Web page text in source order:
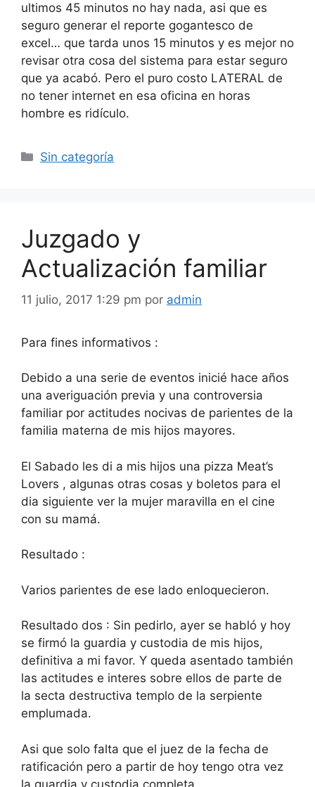
ultimos 45 minutos no hay nada, asi que es
seguro generar el reporte gogantesco de
excel… que tarda unos 15 minutos y es mejor no
revisar otra cosa del sistema para estar seguro
que ya acabó. Pero el puro costo LATERAL de
no tener internet en esa oficina en horas
hombre es ridículo.
Categorías
Sin categoría
Juzgado y
Actualización familiar
11 julio, 2017 1:29 pm por admin
Para fines informativos :
Debido a una serie de eventos inicié hace años
una averiguación previa y una controversia
familiar por actitudes nocivas de parientes de la
familia materna de mis hijos mayores.
El Sabado les di a mis hijos una pizza Meat’s
Lovers , algunas otras cosas y boletos para el
dia siguiente ver la mujer maravilla en el cine
con su mamá.
Resultado :
Varios parientes de ese lado enloquecieron.
Resultado dos : Sin pedirlo, ayer se habló y hoy
se firmó la guardia y custodia de mis hijos,
definitiva a mi favor. Y queda asentado también
las actitudes e interes sobre ellos de parte de
la secta destructiva templo de la serpiente
emplumada.
Asi que solo falta que el juez de la fecha de
ratificación pero a partir de hoy tengo otra vez
la guardia y custodia completa.